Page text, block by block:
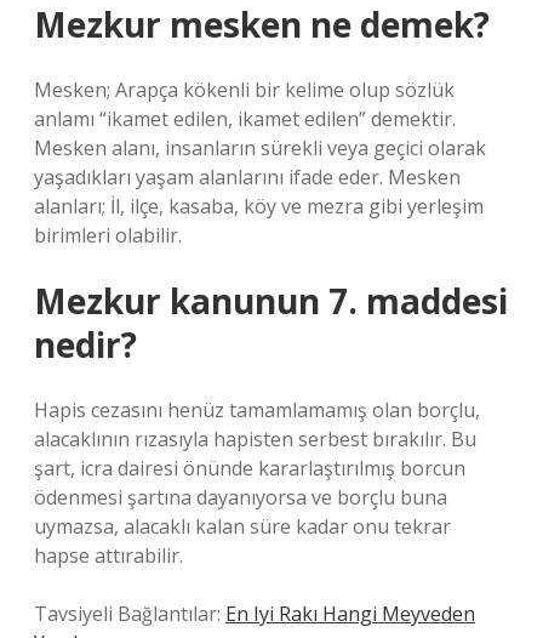
Mezkur mesken ne demek?
Mesken; Arapça kökenli bir kelime olup sözlük
anlamı “ikamet edilen, ikamet edilen” demektir.
Mesken alanı, insanların sürekli veya geçici olarak
yaşadıkları yaşam alanlarını ifade eder. Mesken
alanları; İl, ilçe, kasaba, köy ve mezra gibi yerleşim
birimleri olabilir.
Mezkur kanunun 7. maddesi
nedir?
Hapis cezasını henüz tamamlamamış olan borçlu,
alacaklının rızasıyla hapisten serbest bırakılır. Bu
şart, icra dairesi önünde kararlaştırılmış borcun
ödenmesi şartına dayanıyorsa ve borçlu buna
uymazsa, alacaklı kalan süre kadar onu tekrar
hapse attırabilir.
Tavsiyeli Bağlantılar: En Iyi Rakı Hangi Meyveden